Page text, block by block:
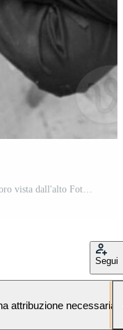
ragazzi con scatole di cartone intorno a loro vista dall'alto Foto Pro
Segui
attribuzione necessaria